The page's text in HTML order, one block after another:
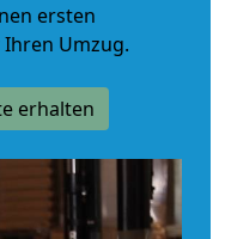
ersten
Umzug.
erhalten